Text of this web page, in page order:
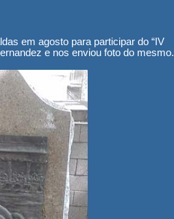
em agosto para participar do “IV
e nos enviou foto do mesmo.